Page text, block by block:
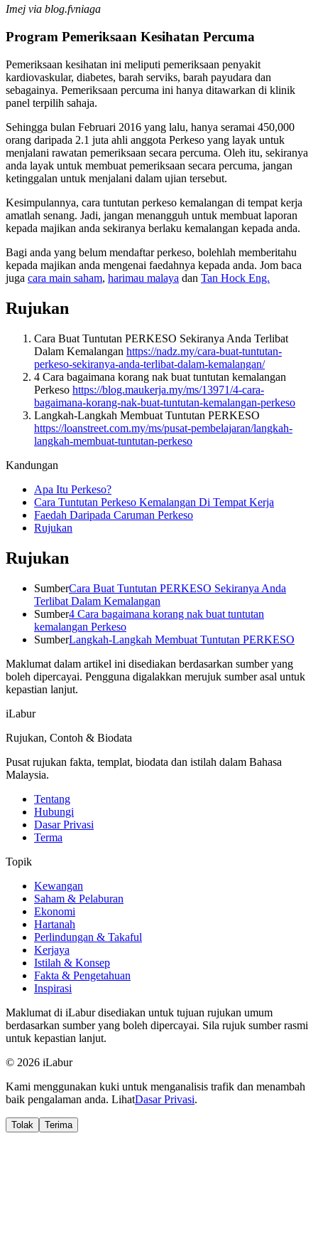
Imej via blog.fvniaga
Program Pemeriksaan Kesihatan Percuma
Pemeriksaan kesihatan ini meliputi pemeriksaan penyakit
kardiovaskular, diabetes, barah serviks, barah payudara dan
sebagainya. Pemeriksaan percuma ini hanya ditawarkan di klinik
panel terpilih sahaja.
Sehingga bulan Februari 2016 yang lalu, hanya seramai 450,000
orang daripada 2.1 juta ahli anggota Perkeso yang layak untuk
menjalani rawatan pemeriksaan secara percuma. Oleh itu, sekiranya
anda layak untuk membuat pemeriksaan secara percuma, jangan
ketinggalan untuk menjalani dalam ujian tersebut.
Kesimpulannya, cara tuntutan perkeso kemalangan di tempat kerja
amatlah senang. Jadi, jangan menangguh untuk membuat laporan
kepada majikan anda sekiranya berlaku kemalangan kepada anda.
Bagi anda yang belum mendaftar perkeso, bolehlah memberitahu
kepada majikan anda mengenai faedahnya kepada anda. Jom baca
juga cara main saham, harimau malaya dan Tan Hock Eng.
Rujukan
Cara Buat Tuntutan PERKESO Sekiranya Anda Terlibat
Dalam Kemalangan https://nadz.my/cara-buat-tuntutan-
perkeso-sekiranya-anda-terlibat-dalam-kemalangan/
4 Cara bagaimana korang nak buat tuntutan kemalangan
Perkeso https://blog.maukerja.my/ms/13971/4-cara-
bagaimana-korang-nak-buat-tuntutan-kemalangan-perkeso
Langkah-Langkah Membuat Tuntutan PERKESO
https://loanstreet.com.my/ms/pusat-pembelajaran/langkah-
langkah-membuat-tuntutan-perkeso
Kandungan
Apa Itu Perkeso?
Cara Tuntutan Perkeso Kemalangan Di Tempat Kerja
Faedah Daripada Caruman Perkeso
Rujukan
Rujukan
SumberCara Buat Tuntutan PERKESO Sekiranya Anda
Terlibat Dalam Kemalangan
Sumber4 Cara bagaimana korang nak buat tuntutan
kemalangan Perkeso
SumberLangkah-Langkah Membuat Tuntutan PERKESO
Maklumat dalam artikel ini disediakan berdasarkan sumber yang
boleh dipercayai. Pengguna digalakkan merujuk sumber asal untuk
kepastian lanjut.
iLabur
Rujukan, Contoh & Biodata
Pusat rujukan fakta, templat, biodata dan istilah dalam Bahasa
Malaysia.
Tentang
Hubungi
Dasar Privasi
Terma
Topik
Kewangan
Saham & Pelaburan
Ekonomi
Hartanah
Perlindungan & Takaful
Kerjaya
Istilah & Konsep
Fakta & Pengetahuan
Inspirasi
Maklumat di iLabur disediakan untuk tujuan rujukan umum
berdasarkan sumber yang boleh dipercayai. Sila rujuk sumber rasmi
untuk kepastian lanjut.
© 2026 iLabur
Kami menggunakan kuki untuk menganalisis trafik dan menambah
baik pengalaman anda. LihatDasar Privasi.
Tolak Terima